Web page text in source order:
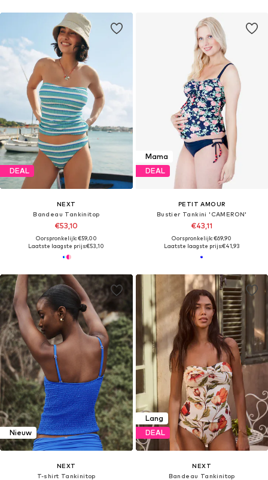
DEAL
NEXT
Bandeau Tankinitop
€53,10
Oorspronkelijk: €59,00
Laatste laagste prijs:€53,10
Mama
DEAL
PETIT AMOUR
Bustier Tankini 'CAMERON'
€43,11
Oorspronkelijk: €69,90
Laatste laagste prijs:€41,93
Nieuw
NEXT
T-shirt Tankinitop
Lang
DEAL
NEXT
Bandeau Tankinitop